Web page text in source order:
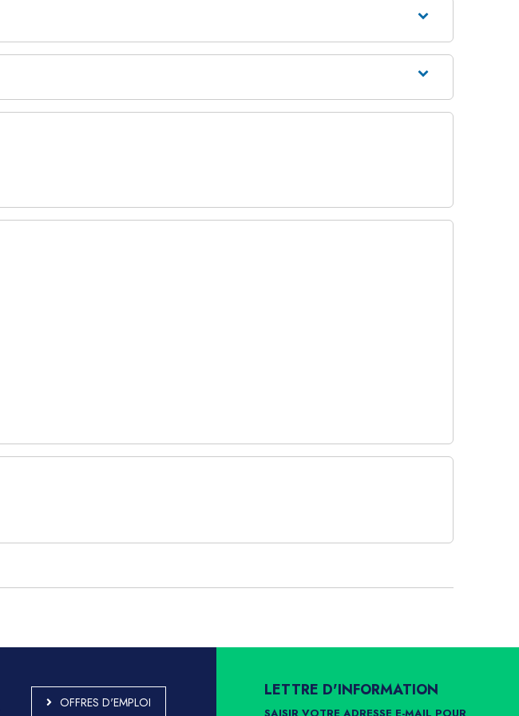
OFFRES D'EMPLOI
LETTRE D'INFORMATION